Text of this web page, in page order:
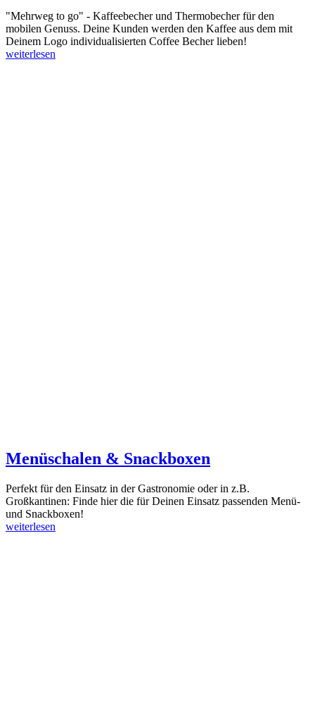
"Mehrweg to go" - Kaffeebecher und Thermobecher für den
mobilen Genuss. Deine Kunden werden den Kaffee aus dem mit
Deinem Logo individualisierten Coffee Becher lieben!
weiterlesen
Menüschalen & Snackboxen
Perfekt für den Einsatz in der Gastronomie oder in z.B.
Großkantinen: Finde hier die für Deinen Einsatz passenden Menü-
und Snackboxen!
weiterlesen